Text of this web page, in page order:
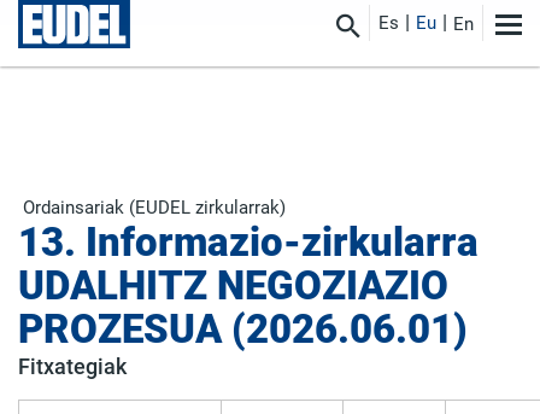
Es Eu En
Ordainsariak (EUDEL zirkularrak)
13. Informazio-zirkularra
UDALHITZ NEGOZIAZIO
PROZESUA (2026.06.01)
Fitxategiak